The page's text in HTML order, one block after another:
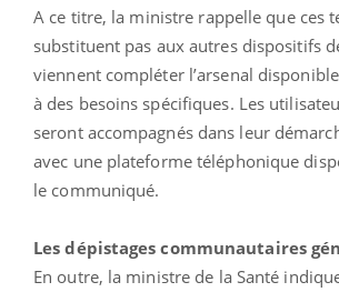
A ce titre, la ministre rappelle que ces
substituent pas aux autres dispositifs
viennent compléter l’arsenal
à des besoins spécifiques. Les
seront accompagnés dans leur
avec une plateforme téléphonique
le communiqué.
Les dépistages communautaires
En outre, la ministre de la Santé